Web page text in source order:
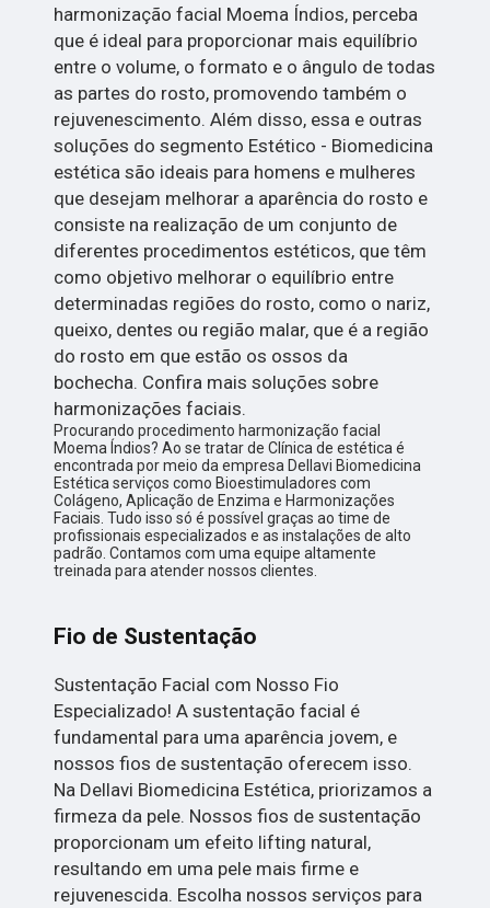
harmonização facial Moema Índios, perceba
que é ideal para proporcionar mais equilíbrio
entre o volume, o formato e o ângulo de todas
as partes do rosto, promovendo também o
rejuvenescimento. Além disso, essa e outras
soluções do segmento Estético - Biomedicina
estética são ideais para homens e mulheres
que desejam melhorar a aparência do rosto e
consiste na realização de um conjunto de
diferentes procedimentos estéticos, que têm
como objetivo melhorar o equilíbrio entre
determinadas regiões do rosto, como o nariz,
queixo, dentes ou região malar, que é a região
do rosto em que estão os ossos da
bochecha. Confira mais soluções sobre
harmonizações faciais.
Procurando procedimento harmonização facial
Moema Índios? Ao se tratar de Clínica de estética é
encontrada por meio da empresa Dellavi Biomedicina
Estética serviços como Bioestimuladores com
Colágeno, Aplicação de Enzima e Harmonizações
Faciais. Tudo isso só é possível graças ao time de
profissionais especializados e as instalações de alto
padrão. Contamos com uma equipe altamente
treinada para atender nossos clientes.
Fio de Sustentação
Sustentação Facial com Nosso Fio
Especializado! A sustentação facial é
fundamental para uma aparência jovem, e
nossos fios de sustentação oferecem isso.
Na Dellavi Biomedicina Estética, priorizamos a
firmeza da pele. Nossos fios de sustentação
proporcionam um efeito lifting natural,
resultando em uma pele mais firme e
rejuvenescida. Escolha nossos serviços para